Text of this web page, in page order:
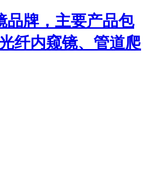
品牌，主要产品包
纤内窥镜、管道爬